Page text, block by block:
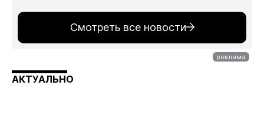
Смотреть все новости
АКТУАЛЬНО